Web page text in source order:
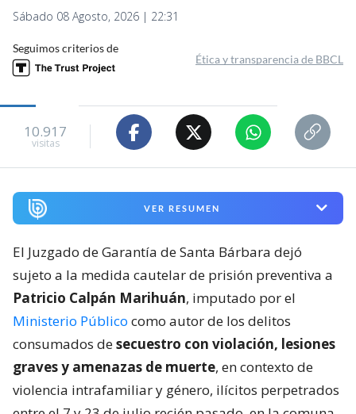
Sábado 08 Agosto, 2026 | 22:31
Seguimos criterios de
Ética y transparencia de BBCL
10.917
visitas
VER RESUMEN
El Juzgado de Garantía de Santa Bárbara dejó
sujeto a la medida cautelar de prisión preventiva a
Patricio Calpán Marihuán, imputado por el
Ministerio Público como autor de los delitos
consumados desecuestro con violación, lesiones
graves y amenazas de muerte, en contexto de
violencia intrafamiliar y género, ilícitos perpetrados